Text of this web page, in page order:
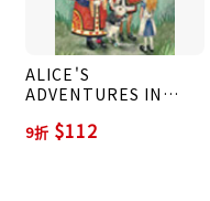
ALICE'S
ADVENTURES IN
9折 $112